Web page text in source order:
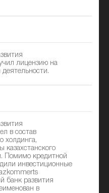
лицензию на
в состав
холдинга,
казахстанского
Помимо кредитной
инвестиционные
банк развития
в